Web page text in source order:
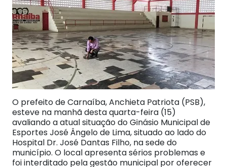
O prefeito de Carnaíba, Anchieta Patriota (PSB),
esteve na manhã desta quarta-feira (15)
avaliando a atual situação do Ginásio Municipal de
Esportes José Ângelo de Lima, situado ao lado do
Hospital Dr. José Dantas Filho, na sede do
município. O local apresenta sérios problemas e
foi interditado pela gestão municipal por oferecer